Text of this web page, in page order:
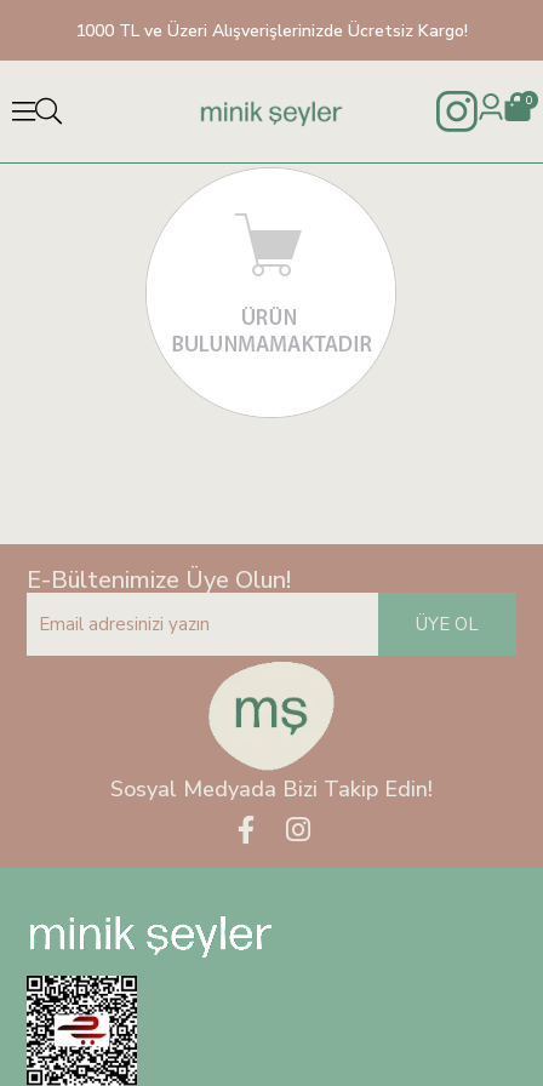
1000 TL ve Üzeri Alışverişlerinizde Ücretsiz Kargo!
0
E-Bültenimize Üye Olun!
ÜYE OL
Sosyal Medyada Bizi Takip Edin!